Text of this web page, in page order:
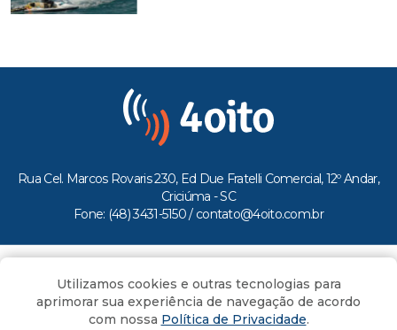
Rua Cel. Marcos Rovaris 230, Ed Due Fratelli Comercial, 12º Andar,
Criciúma - SC
Fone: (48) 3431-5150 / contato@4oito.com.br
Todos os direitos reservados ao Portal 4oito
Utilizamos cookies e outras tecnologias para
aprimorar sua experiência de navegação de acordo
com nossa Política de Privacidade.